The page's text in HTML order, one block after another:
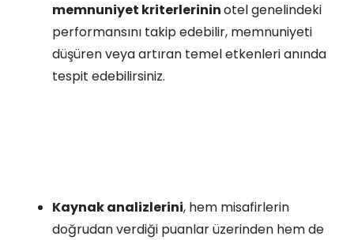
memnuniyet kriterlerininotel genelindeki
performansını takip edebilir, memnuniyeti
düşüren veya artıran temel etkenleri anında
tespit edebilirsiniz.
Kaynak analizlerini, hem misafirlerin
doğrudan verdiği puanlar üzerinden hem de